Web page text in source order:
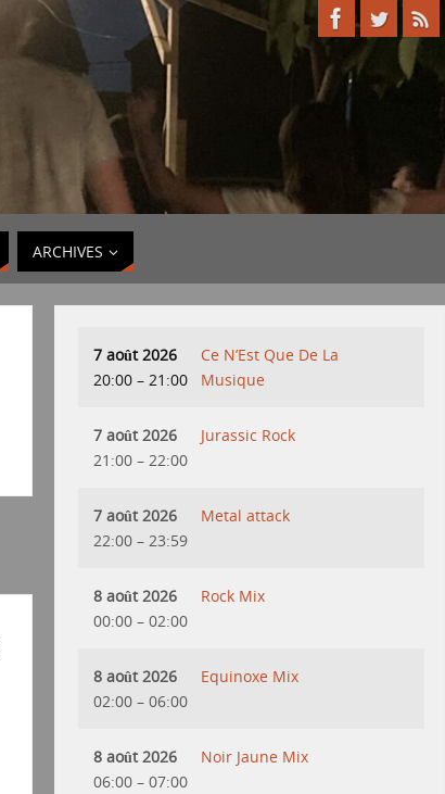
ARCHIVES
7 août 2026
20:00 – 21:00
Ce N’Est Que De La
Musique
7 août 2026
21:00 – 22:00
Jurassic Rock
7 août 2026
22:00 – 23:59
Metal attack
8 août 2026
00:00 – 02:00
Rock Mix
8 août 2026
02:00 – 06:00
Equinoxe Mix
8 août 2026
06:00 – 07:00
Noir Jaune Mix